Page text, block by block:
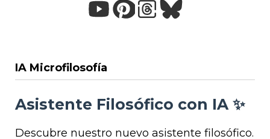
IA Microfilosofía
Asistente Filosófico con IA ✨
Descubre nuestro nuevo asistente filosófico.